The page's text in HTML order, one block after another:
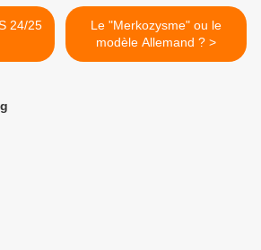
Le "Merkozysme" ou le
modèle Allemand ? >